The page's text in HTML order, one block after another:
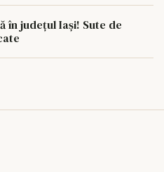
în județul Iași! Sute de